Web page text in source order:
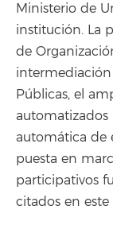
Ministerio de
institución. La
de
Públicas, el
automatizados
automática de
puesta en
participativos
citados en